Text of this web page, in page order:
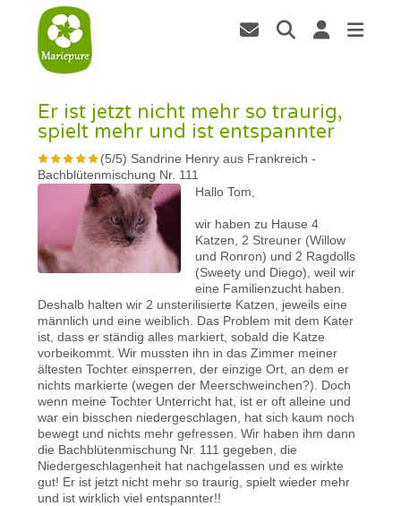
Er ist jetzt nicht mehr so traurig,
spielt mehr und ist entspannter
(5/5) Sandrine Henry aus Frankreich -
Bachblütenmischung Nr. 111
Hallo Tom,
wir haben zu Hause 4
Katzen, 2 Streuner (Willow
und Ronron) und 2 Ragdolls
(Sweety und Diego), weil wir
eine Familienzucht haben.
Deshalb halten wir 2 unsterilisierte Katzen, jeweils eine
männlich und eine weiblich. Das Problem mit dem Kater
ist, dass er ständig alles markiert, sobald die Katze
vorbeikommt. Wir mussten ihn in das Zimmer meiner
ältesten Tochter einsperren, der einzige Ort, an dem er
nichts markierte (wegen der Meerschweinchen?). Doch
wenn meine Tochter Unterricht hat, ist er oft alleine und
war ein bisschen niedergeschlagen, hat sich kaum noch
bewegt und nichts mehr gefressen. Wir haben ihm dann
die Bachblütenmischung Nr. 111 gegeben, die
Niedergeschlagenheit hat nachgelassen und es wirkte
gut! Er ist jetzt nicht mehr so traurig, spielt wieder mehr
und ist wirklich viel entspannter!!